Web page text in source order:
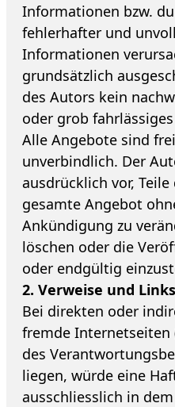
Informationen bzw.
fehlerhafter und
Informationen
grundsätzlich
des Autors kein
oder grob
Alle Angebote sind
unverbindlich. Der
ausdrücklich vor,
gesamte Angebot
Ankündigung zu
löschen oder die
oder endgültig
2. Verweise und Links
Bei direkten oder
fremde Internetseiten
des
liegen, würde eine
ausschliesslich in